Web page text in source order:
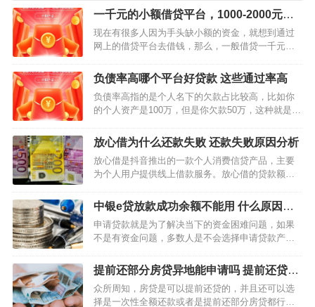
一千元的小额借贷平台，1000-2000元的
小额借贷软件
现在有很多人因为手头缺小额的资金，就想到通过
网上的借贷平台去借钱，那么，一般借贷一千元左
和大家分享一个1000-2000元的小额借贷软件，这款
软件叫做有钱花，是百度旗下的借贷产品，这款小
则几百几千…
负债率高哪个平台好贷款 这些通过率高
负债率高指的是个人名下的欠款占比较高，比如你
的个人资产是100万，但是你欠款50万，这种就是负
选择申请网贷，毕竟网贷门槛低很多。 负债率高哪
个平台好贷款？ 分期乐 分期乐…
放心借为什么还款失败 还款失败原因分析
放心借是抖音推出的一款个人消费信贷产品，主要
为个人用户提供线上借款服务。放心借的贷款额度
高、放款快的特点。使用放心借借款成功后主要有
两种还款方式，一是主动还款，二是由系统自动代
扣还款。那么放心借还…
中银e贷放款成功余额不能用 什么原因造
成的
申请贷款就是为了解决当下的资金困难问题，如果
不是有资金问题，多数人是不会选择申请贷款产品
的业务是比较稳妥的。其中，中银e贷是中国银行推
出的个人网络消费贷款产品，有不少使用用户。 中
银e贷放…
提前还部分房贷异地能申请吗 提前还贷怎
么申请
众所周知，房贷是可以提前还贷的，并且还可以选
择是一次性全额还款或者是提前还部分房贷都行，